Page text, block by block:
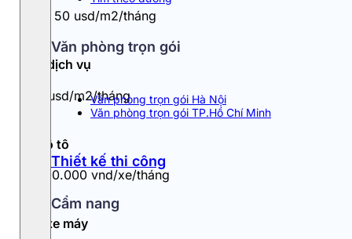
Văn phòng trọn gói
Văn phòng trọn gói Hà Nội
Văn phòng trọn gói TP.Hồ Chí Minh
Thiết kế thi công
Cẩm nang
46 - 50 usd/m2/tháng
Phí dịch vụ
6.5 usd/m2/tháng
Đỗ ô tô
4.000.000 vnd/xe/tháng
Đỗ xe máy